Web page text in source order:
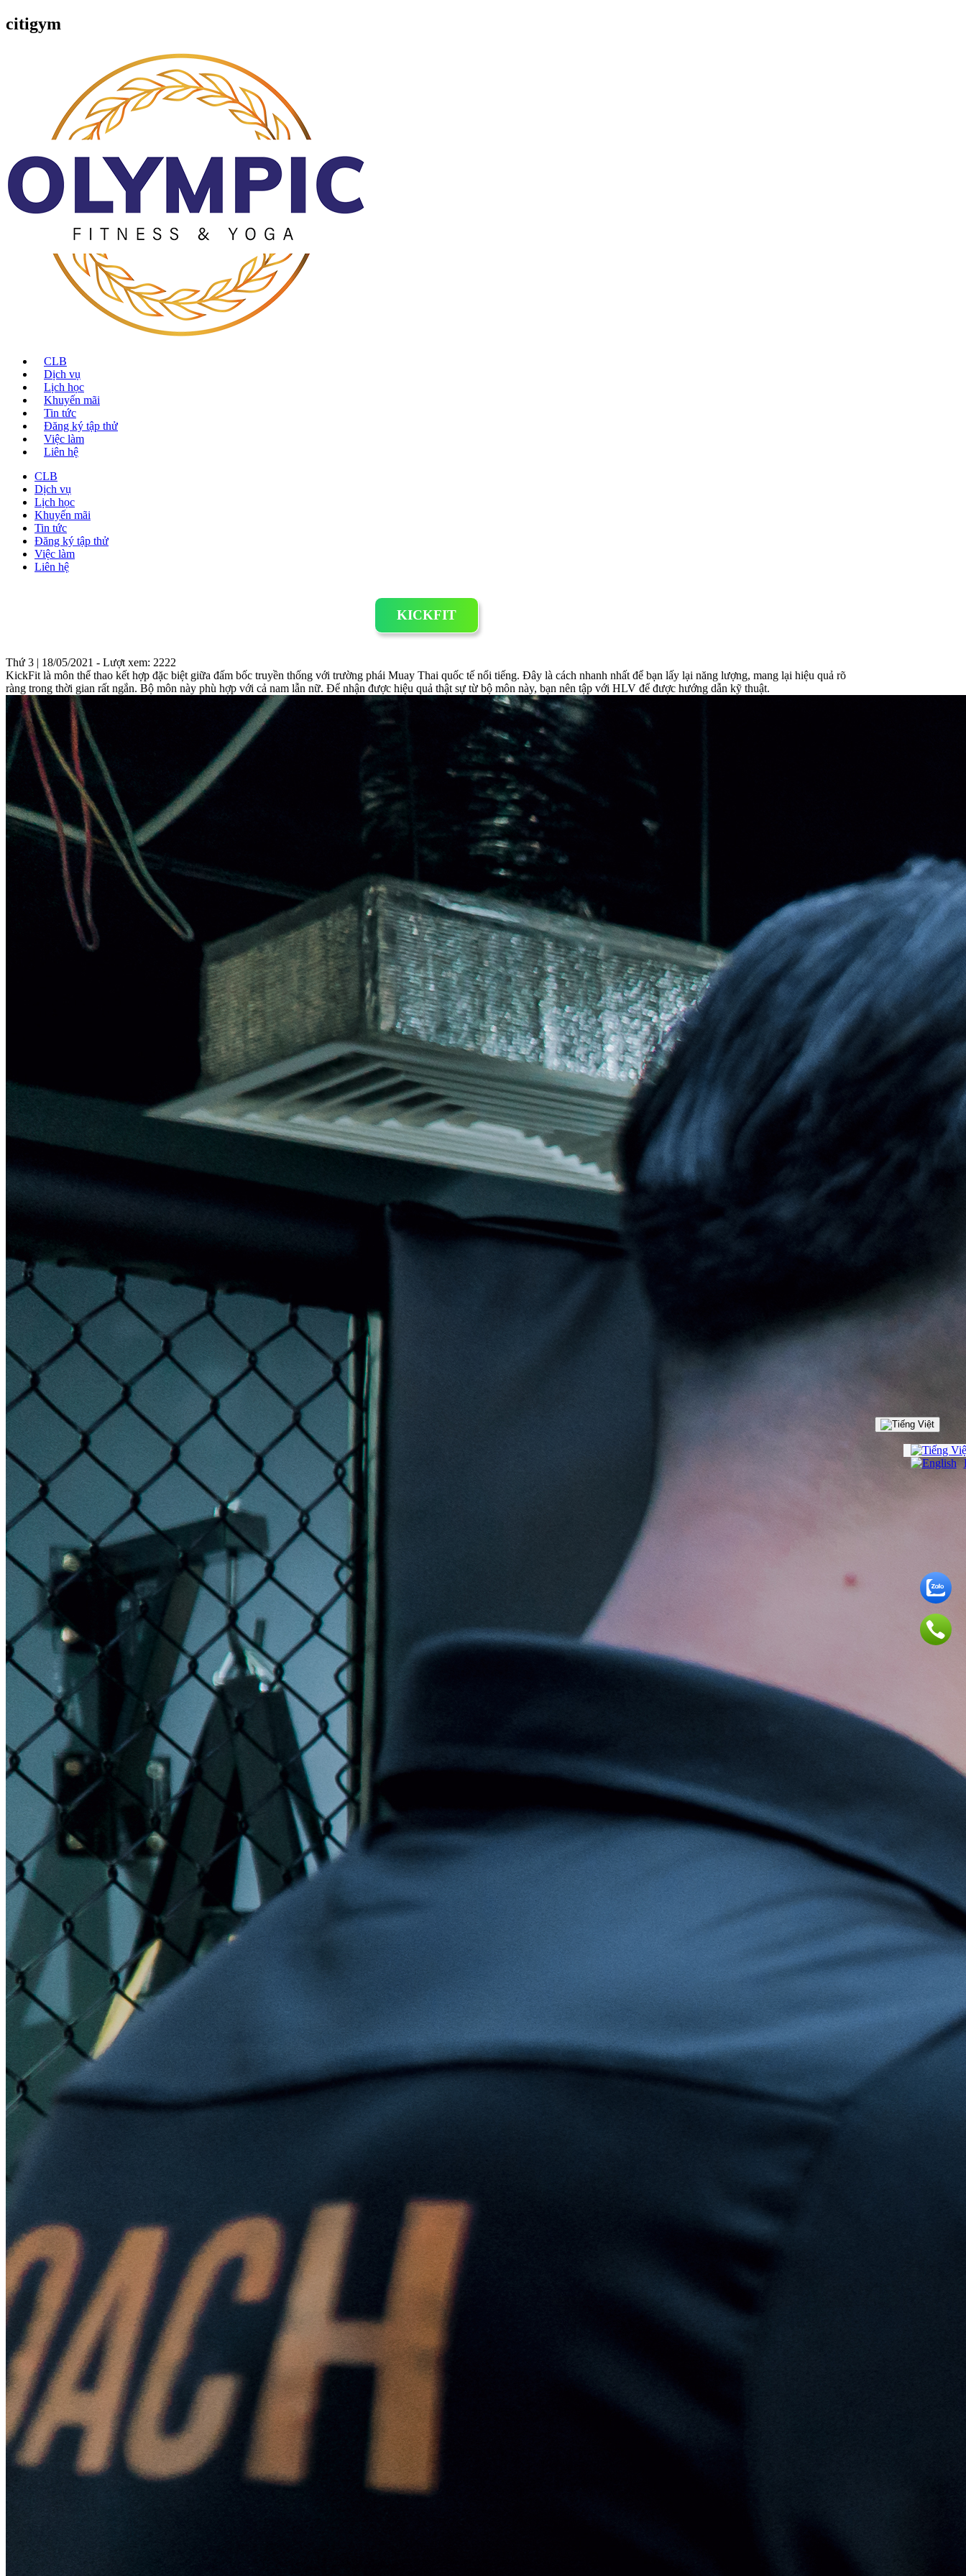
citigym
CLB
Dịch vụ
Lịch học
Khuyến mãi
Tin tức
Đăng ký tập thử
Việc làm
Liên hệ
CLB
Dịch vụ
Lịch học
Khuyến mãi
Tin tức
Đăng ký tập thử
Việc làm
Liên hệ
KICKFIT
Thứ 3 | 18/05/2021 - Lượt xem: 2222
KickFit là môn thể thao kết hợp đặc biệt giữa đấm bốc truyền thống với trường phái Muay Thai quốc tế nổi tiếng. Đây là cách nhanh nhất để bạn lấy lại năng lượng, mang lại hiệu quả rõ
ràng trong thời gian rất ngắn. Bộ môn này phù hợp với cả nam lẫn nữ. Để nhận được hiệu quả thật sự từ bộ môn này, bạn nên tập với HLV để được hướng dẫn kỹ thuật.